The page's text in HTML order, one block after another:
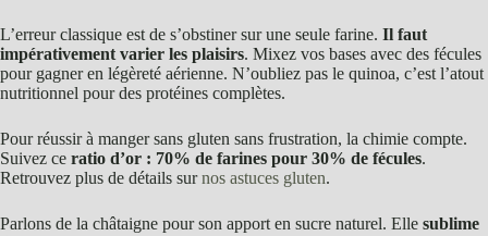
L’erreur classique est de s’obstiner sur une seule farine. Il faut
impérativement varier les plaisirs. Mixez vos bases avec des fécules
pour gagner en légèreté aérienne. N’oubliez pas le quinoa, c’est l’atout
nutritionnel pour des protéines complètes.
Pour réussir à manger sans gluten sans frustration, la chimie compte.
Suivez ce ratio d’or : 70% de farines pour 30% de fécules.
Retrouvez plus de détails surnos astuces gluten.
Parlons de la châtaigne pour son apport en sucre naturel. Elle sublime